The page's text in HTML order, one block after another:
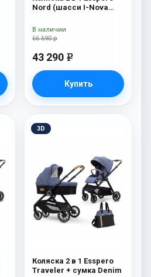
Nord (шасси I-Nova
66 690 р
43 290 e
Купить
В наличии
3D
Коляска 2 в 1 Esspero
Traveler + сумка Denim